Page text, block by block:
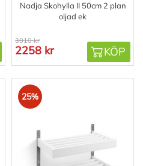
Nadja Skohylla II 50cm 2 plan
oljad ek
3010 kr
2258 kr KÖP
25%